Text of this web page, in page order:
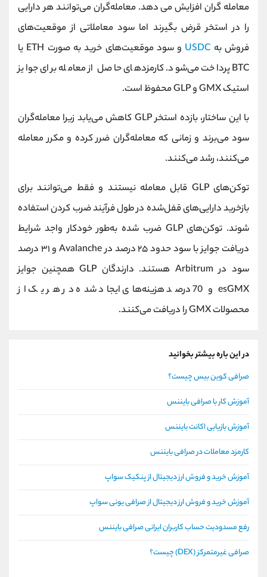
معامله گران افزایش می دهد. معامله‌گران می‌توانند هر دارایی
را در استخر قرض بگیرند اما سود معاملاتی از موقعیت‌های
فروش به USDC
و سود موقعیت‌های خرید به صورت ETH یا
BTC پرداخت می‌شود. کارمزدهای حاصل از معامله برای جوایز
استیک GMX و GLP محفوظ است.
با این ساختار، بازده استخر GLP کاهش می‌یابد زیرا معامله‌گران
سود می‌برند و زمانی که معامله‌گران ضرر کرده و مکرر معامله
می‌کنند، رشد می‌کنند.
توکن‌های GLP قابل معامله نیستند و فقط می‌توانند برای
بازخرید دارایی‌های قفل‌شده در طول فرآیند ضرب کردن استفاده
شوند. توکن‌های GLP ضرب شده به‌طور خودکار واجد شرایط
دریافت جوایز با سود حدود ۲۵ درصد در Avalanche و ۳۱ درصد
سود در Arbitrum هستند. دارندگان GLP همچنین جوایز
esGMX و 70 درصد هزینه‌های ایجاد شده در هر یک از
محصولات GMX را دریافت می‌کنند.
در این باره بیشتر بخوانید
صرافی کوین بیس چیست؟
آموزش کار با صرافی بایننس
آموزش بازیابی اکانت بایننس
کارمزد معاملات در صرافی بایننس
آموزش خرید و فروش ارز دیجیتال از پنکیک سواپ
آموزش خرید و فروش ارز دیجیتال از صرافی یونی سواپ
رفع مسدودیت حساب کاربران ایرانی صرافی بایننس
صرافی غیرمتمرکز (DEX) چیست؟